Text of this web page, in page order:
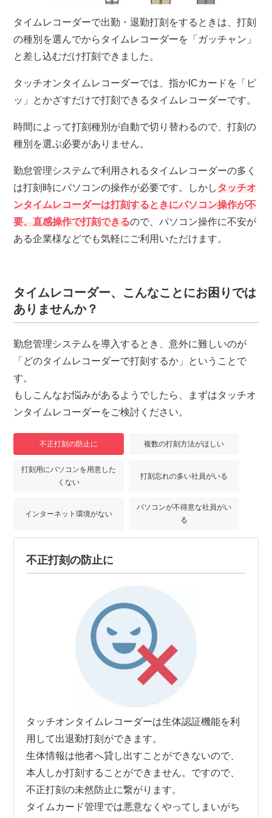
タイムレコーダーで出勤・退勤打刻をするときは、打刻
の種別を選んでからタイムレコーダーを「ガッチャン」
と差し込むだけ打刻できました。
タッチオンタイムレコーダーでは、指かICカードを「ピ
ッ」とかざすだけで打刻できるタイムレコーダーです。
時間によって打刻種別が自動で切り替わるので、打刻の
種別を選ぶ必要がありません。
勤怠管理システムで利用されるタイムレコーダーの多く
は打刻時にパソコンの操作が必要です。しかしタッチオ
ンタイムレコーダーは打刻するときにパソコン操作が不
要、直感操作で打刻できるので、パソコン操作に不安が
ある企業様などでも気軽にご利用いただけます。
タイムレコーダー、こんなことにお困りでは
ありませんか？
勤怠管理システムを導入するとき、意外に難しいのが
「どのタイムレコーダーで打刻するか」ということで
す。
もしこんなお悩みがあるようでしたら、まずはタッチオ
ンタイムレコーダーをご検討ください。
不正打刻の防止に 複数の打刻方法がほしい
打刻用にパソコンを用意した
くない
打刻忘れの多い社員がいる
インターネット環境がない
パソコンが不得意な社員がい
る
不正打刻の防止に
タッチオンタイムレコーダーは生体認証機能を利
用して出退勤打刻ができます。
生体情報は他者へ貸し出すことができないので、
本人しか打刻することができません。ですので、
不正打刻の未然防止に繋がります。
タイムカード管理では悪意なくやってしまいがち